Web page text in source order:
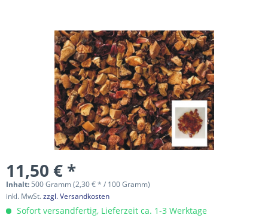
11,50 € *
Inhalt: 500 Gramm (2,30 € * / 100 Gramm)
inkl. MwSt.zzgl. Versandkosten
Sofort versandfertig, Lieferzeit ca. 1-3 Werktage